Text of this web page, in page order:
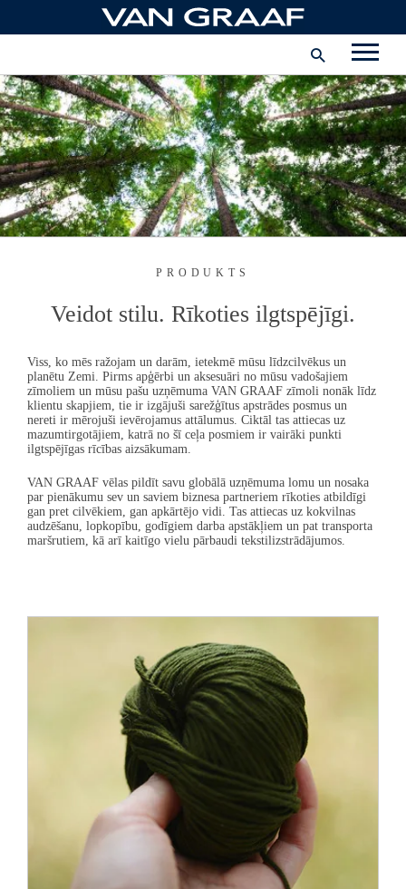
saturu
INSTAGRAM
FACEBOOKPINTEREST
YOUTUBE
PRODUKTS
Veidot stilu. Rīkoties ilgtspējīgi.
Viss, ko mēs ražojam un darām, ietekmē mūsu līdzcilvēkus un
planētu Zemi. Pirms apģērbi un aksesuāri no mūsu vadošajiem
zīmoliem un mūsu pašu uzņēmuma VAN GRAAF zīmoli nonāk līdz
klientu skapjiem, tie ir izgājuši sarežģītus apstrādes posmus un
nereti ir mērojuši ievērojamus attālumus. Ciktāl tas attiecas uz
mazumtirgotājiem, katrā no šī ceļa posmiem ir vairāki punkti
ilgtspējīgas rīcības aizsākumam.
VAN GRAAF vēlas pildīt savu globālā uzņēmuma lomu un nosaka
par pienākumu sev un saviem biznesa partneriem rīkoties atbildīgi
gan pret cilvēkiem, gan apkārtējo vidi. Tas attiecas uz kokvilnas
audzēšanu, lopkopību, godīgiem darba apstākļiem un pat transporta
maršrutiem, kā arī kaitīgo vielu pārbaudi tekstilizstrādājumos.